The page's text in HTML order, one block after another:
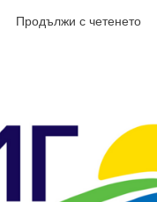
Продължи с четенето